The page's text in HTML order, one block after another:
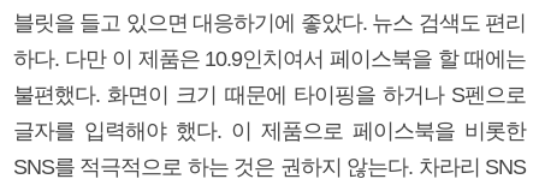
블릿을 들고 있으면 대응하기에 좋았다. 뉴스 검색도 편리
하다. 다만 이 제품은 10.9인치여서 페이스북을 할 때에는
불편했다. 화면이 크기 때문에 타이핑을 하거나 S펜으로
글자를 입력해야 했다. 이 제품으로 페이스북을 비롯한
SNS를 적극적으로 하는 것은 권하지 않는다. 차라리 SNS